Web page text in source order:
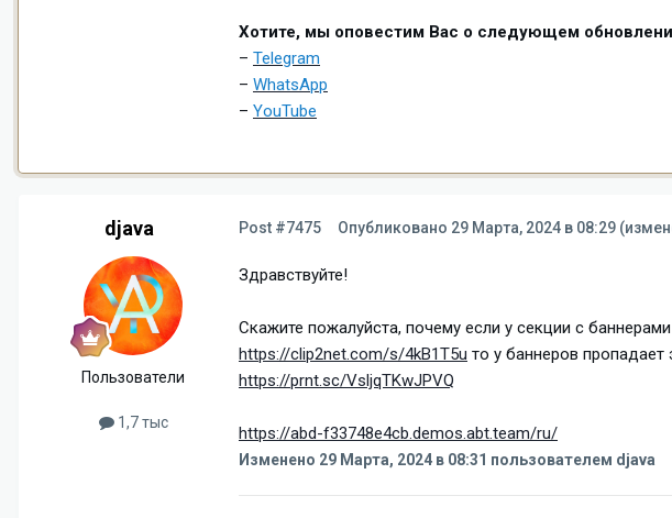
Хотите, мы оповестим Вас о следующем
– Telegram
– WhatsApp
– YouTube
djava
Пользователи
1,7 тыс
Post #7475 Опубликовано 29 Марта, 2024 в 08:29
Здравствуйте!
Скажите пожалуйста, почему если у секции с
https://clip2net.com/s/4kB1T5u то у баннеров
https://prnt.sc/VsljqTKwJPVQ
https://abd-f33748e4cb.demos.abt.team/ru/
Изменено 29 Марта, 2024 в 08:31 пользователем djava